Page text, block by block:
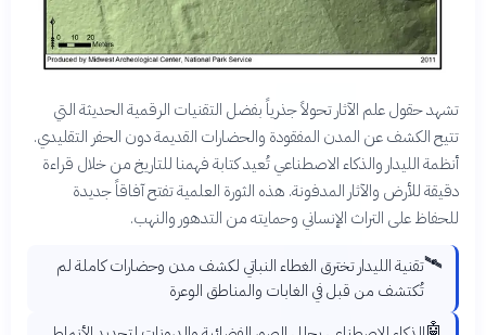
تشهد حقول علم الآثار تحولاً جذرياً بفضل التقنيات الرقمية الحديثة التي
تتيح الكشف عن المدن المفقودة والحضارات القديمة دون الحفر التقليدي.
أنظمة الليدار والذكاء الاصطناعي تُعيد كتابة فهمنا للتاريخ من خلال قراءة
دقيقة للأرض والآثار المدفونة. هذه الثورة العلمية تفتح آفاقاً جديدة
للحفاظ على التراث الإنساني وحمايته من التدهور والنهب.
🛰️تقنية الليدار تخترق الغطاء النباتي لكشف مدن وحضارات كاملة لم
تُكتشف من قبل في الغابات والمناطق الوعرة